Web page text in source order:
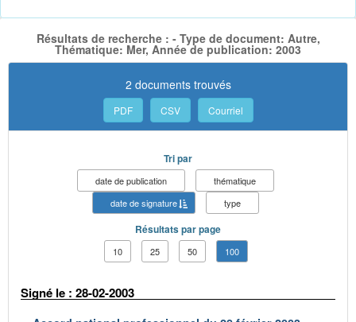
Résultats de recherche : - Type de document: Autre,
Thématique: Mer, Année de publication: 2003
2 documents trouvés
PDF CSV Courriel
Tri par
date de publication
thématique
date de signature
type
Résultats par page
10 25 50 100
Signé le : 28-02-2003